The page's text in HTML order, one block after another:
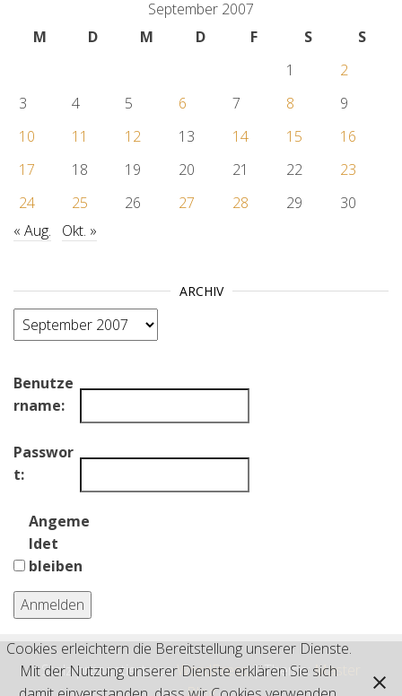
September 2007
M
D M D F S
S
1
2
3
4 5 6 7 8
9
10
11 12 13 14 15
16
17
18 19 20 21 22
23
24
25 26 27 28 29
30
« Aug.
Okt. »
ARCHIV
Archiv
Benutze
rname:
Passwor
t:
Angeme
ldet
bleiben
Anmelden
Stolz präsentiert vonWordPress |Theme:Master
Cookies erleichtern die Bereitstellung unserer Dienste.
Mit der Nutzung unserer Dienste erklären Sie sich